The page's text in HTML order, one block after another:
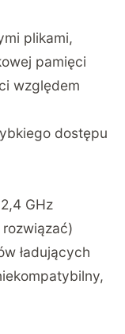
plikami,
pamięci
względem
dostępu
GHz
rozwiązać)
ładujących